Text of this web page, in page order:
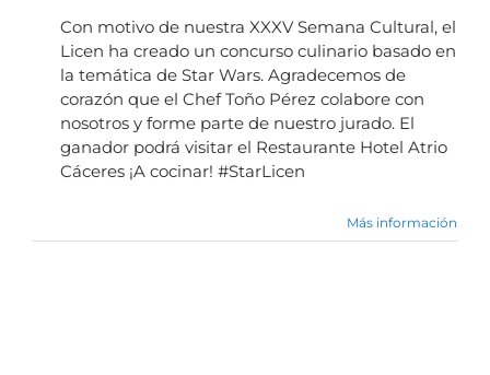
Con motivo de nuestra XXXV Semana Cultural, el
Licen ha creado un concurso culinario basado en
la temática de Star Wars. Agradecemos de
corazón que el Chef Toño Pérez colabore con
nosotros y forme parte de nuestro jurado. El
ganador podrá visitar el Restaurante Hotel Atrio
Cáceres ¡A cocinar! #StarLicen
Más información